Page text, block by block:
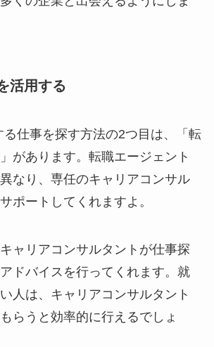
活用する
る仕事を探す方法の2つ目は、「転
があります。転職エージェント
なり、専任のキャリアコンサル
ポートしてくれますよ。
ャリアコンサルタントが仕事探
ドバイスを行ってくれます。就
人は、キャリアコンサルタント
らうと効率的に行えるでしょ